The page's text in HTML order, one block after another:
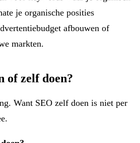
je organische posities
afbouwen of
markten.
of zelf doen?
Want SEO zelf doen is niet per